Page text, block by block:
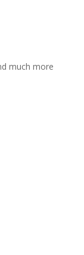
much more